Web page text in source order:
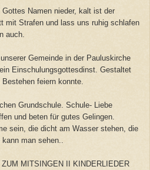
Namen nieder, kalt ist der
mit Strafen und lass uns ruhig schlafen
auch.
Gemeinde in der Pauluskirche
Einschulungsgottesdinst. Gestaltet
feiern konnte.
Grundschule. Schule- Liebe
und beten für gutes Gelingen.
sein, die dicht am Wasser stehen, die
man sehen..
MITSINGEN II KINDERLIEDER